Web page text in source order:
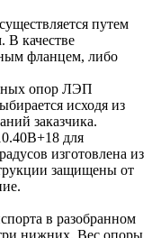
путем
В качестве
фланцем, либо
опор ЛЭП
исходя из
заказчика.
для
изготовлена из
защищены от
в разобранном
нижних. Вес опоры